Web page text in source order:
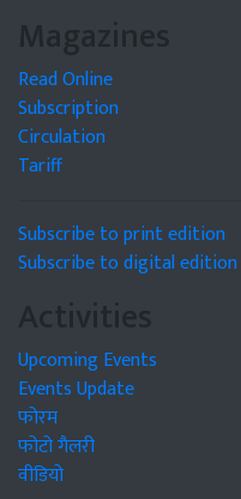
Magazines
Read Online
Subscription
Circulation
Tariff
Subscribe to print edition
Subscribe to digital edition
Activities
Upcoming Events
Events Update
फोरम
फोटो गैलरी
वीडियो